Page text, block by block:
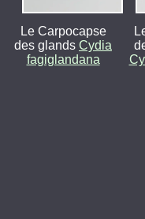
Le Carpocapse
des glands Cydia
fagiglandana